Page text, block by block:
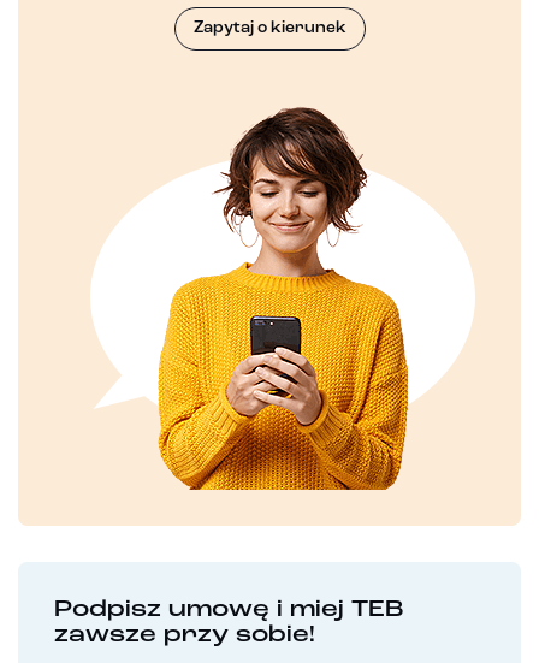
Zapytaj o kierunek
Podpisz umowę i miej TEB
zawsze przy sobie!